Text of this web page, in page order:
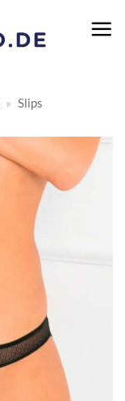
» Slips